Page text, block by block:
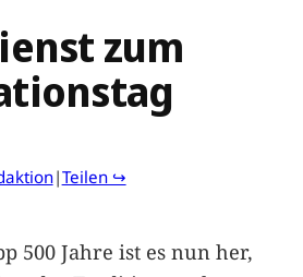
zum
|Teilen ↪
500 Jahre ist es nun her,